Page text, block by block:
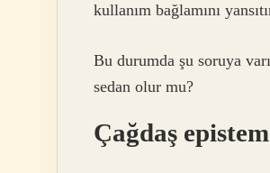
kullanım bağlamını
Bu durumda şu soruya
sedan olur mu?
Çağdaş